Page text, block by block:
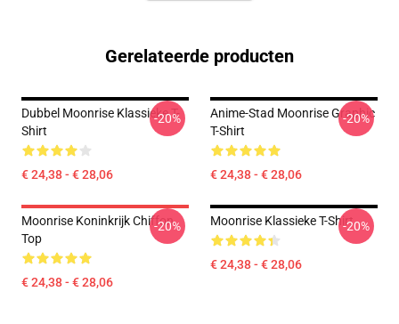
Gerelateerde producten
Dubbel Moonrise Klassieke T-
Shirt
€ 24,38 - € 28,06
-20%
Anime-Stad Moonrise Graphic
T-Shirt
€ 24,38 - € 28,06
-20%
Moonrise Koninkrijk Chiffon
Top
€ 24,38 - € 28,06
-20% Moonrise Klassieke T-Shirt
€ 24,38 - € 28,06
-20%